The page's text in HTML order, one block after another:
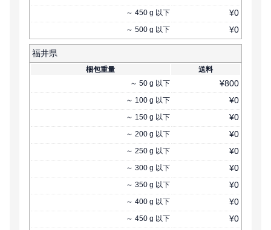
～ 450 g 以下 ¥0
～ 500 g 以下 ¥0
福井県
梱包重量
送料
～ 50 g 以下 ¥800
～ 100 g 以下 ¥0
～ 150 g 以下 ¥0
～ 200 g 以下 ¥0
～ 250 g 以下 ¥0
～ 300 g 以下 ¥0
～ 350 g 以下 ¥0
～ 400 g 以下 ¥0
～ 450 g 以下 ¥0